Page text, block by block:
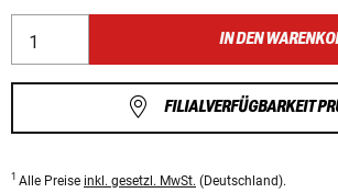
IN DEN
FILIALVERFÜGBARKEIT
1 Alle Preise inkl. gesetzl. MwSt. (Deutschland).